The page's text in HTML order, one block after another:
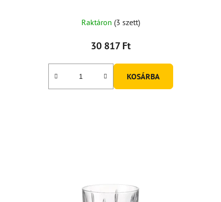
Raktáron (3 szett)
30 817 Ft
KOSÁRBA